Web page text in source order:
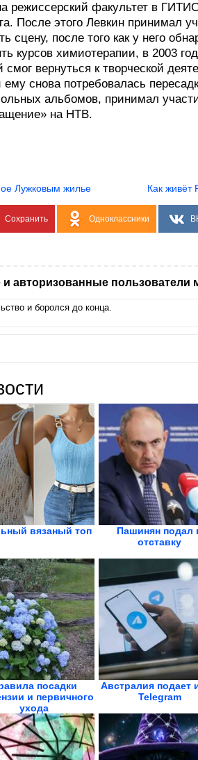
режиссерский факультет в
После этого Левкин принимал
сцену, после того как у него
курсов химиотерапии, в 2003
смог вернуться к творческой
снова потребовалась
альбомов, принимал
на НТВ.
Лужковым жилье Как живёт
Сохранить Одноклассники
авторизованные пользователи
и боролся до конца.
вязаный топ
Пашинян подал
отставку
посадки
и первичного
ухода
Австралия подает
Telegram